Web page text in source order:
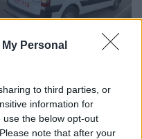
Personal
to third parties, or
information for
the below opt-out
note that after your
40-vjeçari humb
spital